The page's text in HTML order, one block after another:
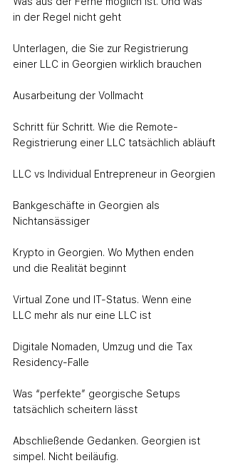
in der Regel nicht geht
Unterlagen, die Sie zur Registrierung
einer LLC in Georgien wirklich brauchen
Ausarbeitung der Vollmacht
Schritt für Schritt. Wie die Remote-
Registrierung einer LLC tatsächlich abläuft
LLC vs Individual Entrepreneur in Georgien
Bankgeschäfte in Georgien als
Nichtansässiger
Krypto in Georgien. Wo Mythen enden
und die Realität beginnt
Virtual Zone und IT-Status. Wenn eine
LLC mehr als nur eine LLC ist
Digitale Nomaden, Umzug und die Tax
Residency‑Falle
Was “perfekte” georgische Setups
tatsächlich scheitern lässt
Abschließende Gedanken. Georgien ist
simpel. Nicht beiläufig.